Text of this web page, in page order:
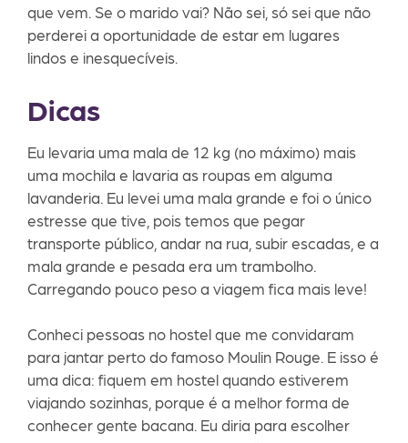
que vem. Se o marido vai? Não sei, só sei que não
perderei a oportunidade de estar em lugares
lindos e inesquecíveis.
Dicas
Eu levaria uma mala de 12 kg (no máximo) mais
uma mochila e lavaria as roupas em alguma
lavanderia. Eu levei uma mala grande e foi o único
estresse que tive, pois temos que pegar
transporte público, andar na rua, subir escadas, e a
mala grande e pesada era um trambolho.
Carregando pouco peso a viagem fica mais leve!
Conheci pessoas no hostel que me convidaram
para jantar perto do famoso Moulin Rouge. E isso é
uma dica: fiquem em hostel quando estiverem
viajando sozinhas, porque é a melhor forma de
conhecer gente bacana. Eu diria para escolher